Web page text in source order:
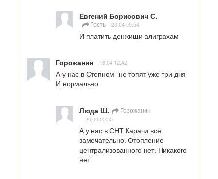
Евгений Борисович С.
Гость 20.04 05:54
И платить денжищи алиграхам
Горожанин 16.04 12:42
А у нас в Степном- не топят уже три дня
И нормально
Люда Ш. Горожанин
20.04 05:55
А у нас в СНТ Карачи всё
замечательно. Отопление
централизованного нет. Никакого
нет!